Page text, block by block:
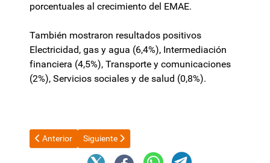
porcentuales al crecimiento del EMAE.
También mostraron resultados positivos
Electricidad, gas y agua (6,4%), Intermediación
financiera (4,5%), Transporte y comunicaciones
(2%), Servicios sociales y de salud (0,8%).
Artículo anterior: Provincia asiste a municipios para hacer
Anterior Artículo siguiente: Histórico: inicia la
Siguiente